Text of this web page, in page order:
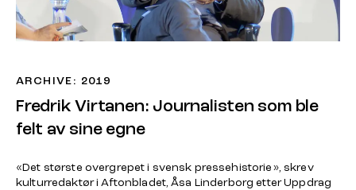
ARCHIVE: 2019
Fredrik Virtanen: Journalisten som ble
felt av sine egne
«Det største overgrepet i svensk pressehistorie», skrev
kulturredaktør i Aftonbladet, Åsa Linderborg etter Uppdrag